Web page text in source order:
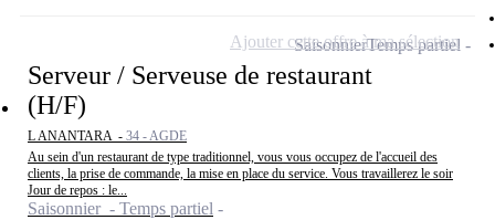
Serveur / Serveuse de restaurant
(H/F)
L ANANTARA - 34 - AGDE
Au sein d'un restaurant de type traditionnel, vous vous occupez de l'accueil des
clients, la prise de commande, la mise en place du service. Vous travaillerez le soir
Jour de repos : le...
Saisonnier - Temps partiel
SaisonnierTemps partiel
Ajouter cette offre à ma sélection